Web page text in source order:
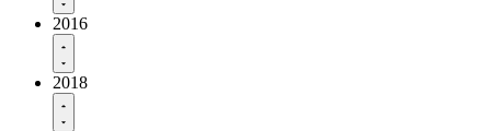
2016
2018